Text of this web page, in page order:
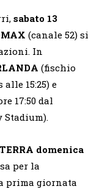
sabato 13
(canale 52) si
In
(fischio
15:25) e
17:50 dal
domenica
per la
prima giornata